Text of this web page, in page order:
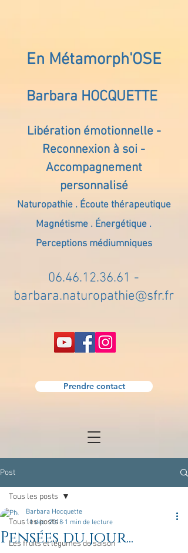
En Métamorph'OSE
Barbara HOCQUETTE
Libération émotionnelle -
Reconnexion à soi -
Accompagnement
personnalisé
Naturopathie . Écoute thérapeutique
Magnétisme . Énergétique .
Perceptions médiumniques
06.46.12.36.61 -
barbara.naturopathie@sfr.fr
Prendre contact
Post
Tous les posts
Les fruits et légumes de saison
Tous les posts
Pensées du jour...
Barbara Hocquette
11 déc. 2018 1 min de lecture